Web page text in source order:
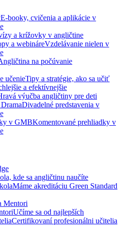
E-booky, cvičenia a aplikácie v
a krížovky v angličtine
a webináreVzdelávanie nielen v
na počúvanie
učenieTipy a stratégie, ako sa učiť
a efektívnejšie
výučba angličtiny pre deti
Divadelné predstavenia v
v GMBKomentované prehliadky v
kde sa angličtinu naučíte
Máme akreditáciu Green Standard
Mentori
Učíme sa od najlepších
Certifikovaní profesionálni učitelia